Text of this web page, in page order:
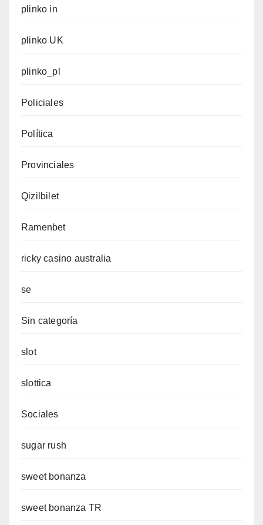
plinko in
plinko UK
plinko_pl
Policiales
Política
Provinciales
Qizilbilet
Ramenbet
ricky casino australia
se
Sin categoría
slot
slottica
Sociales
sugar rush
sweet bonanza
sweet bonanza TR